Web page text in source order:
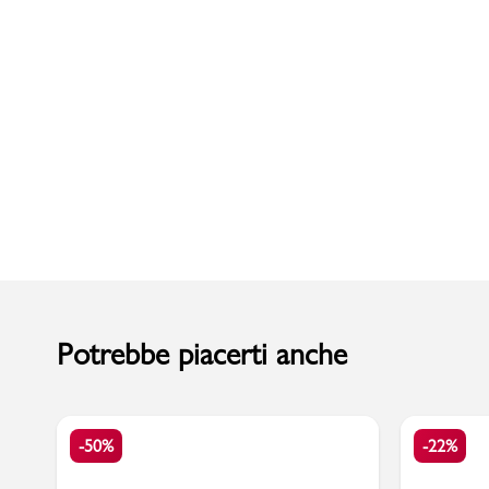
Potrebbe piacerti anche
-50% -22%